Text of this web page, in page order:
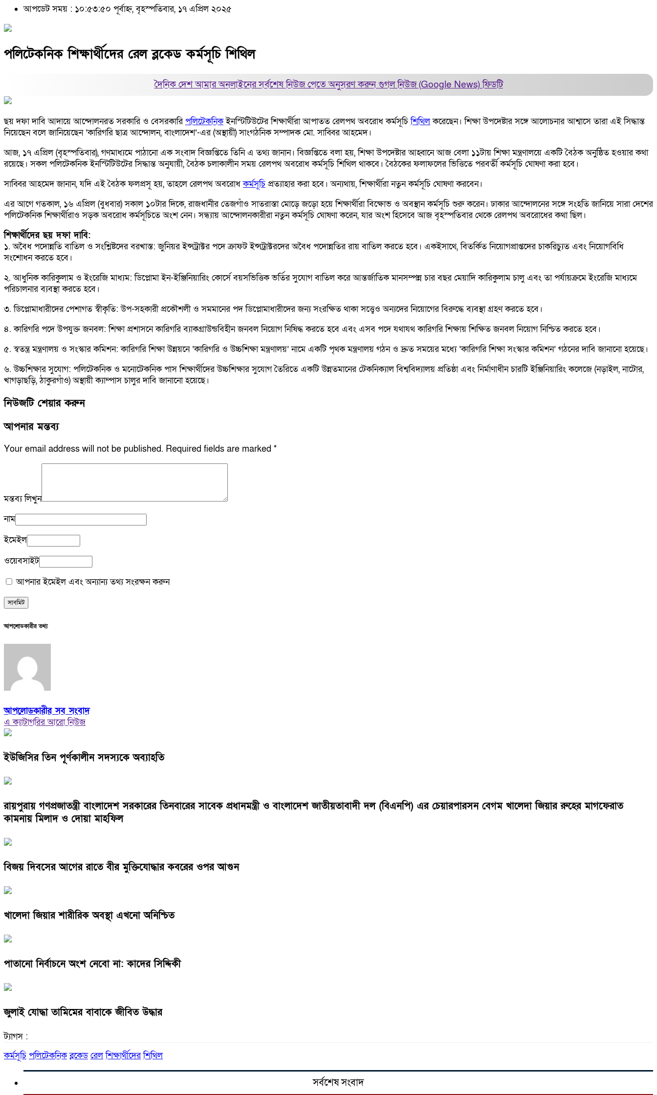
আপডেট সময় : ১০:৫৩:৫০ পূর্বাহ্ন, বৃহস্পতিবার, ১৭ এপ্রিল ২০২৫
পলিটেকনিক শিক্ষার্থীদের রেল ব্লকেড কর্মসূচি শিথিল
দৈনিক দেশ আমার অনলাইনের সর্বশেষ নিউজ পেতে অনুসরণ করুনগুগল নিউজ (Google News)ফিডটি
ছয় দফা দাবি আদায়ে আন্দোলনরত সরকারি ও বেসরকারিপলিটেকনিকইনস্টিটিউটের শিক্ষার্থীরা আপাতত রেলপথ অবরোধ কর্মসূচিশিথিলকরেছেন। শিক্ষা উপদেষ্টার সঙ্গে আলোচনার আশ্বাসে তারা এই সিদ্ধান্ত
নিয়েছেন বলে জানিয়েছেন ‘কারিগরি ছাত্র আন্দোলন, বাংলাদেশ’-এর (অস্থায়ী) সাংগঠনিক সম্পাদক মো. সাব্বির আহমেদ।
আজ, ১৭ এপ্রিল (বৃহস্পতিবার), গণমাধ্যমে পাঠানো এক সংবাদ বিজ্ঞপ্তিতে তিনি এ তথ্য জানান। বিজ্ঞপ্তিতে বলা হয়, শিক্ষা উপদেষ্টার আহ্বানে আজ বেলা ১১টায় শিক্ষা মন্ত্রণালয়ে একটি বৈঠক অনুষ্ঠিত হওয়ার কথা
রয়েছে। সকল পলিটেকনিক ইনস্টিটিউটের সিদ্ধান্ত অনুযায়ী, বৈঠক চলাকালীন সময় রেলপথ অবরোধ কর্মসূচি শিথিল থাকবে। বৈঠকের ফলাফলের ভিত্তিতে পরবর্তী কর্মসূচি ঘোষণা করা হবে।
সাব্বির আহমেদ জানান, যদি এই বৈঠক ফলপ্রসূ হয়, তাহলে রেলপথ অবরোধকর্মসূচি প্রত্যাহার করা হবে। অন্যথায়, শিক্ষার্থীরা নতুন কর্মসূচি ঘোষণা করবেন।
এর আগে গতকাল, ১৬ এপ্রিল (বুধবার) সকাল ১০টার দিকে, রাজধানীর তেজগাঁও সাতরাস্তা মোড়ে জড়ো হয়ে শিক্ষার্থীরা বিক্ষোভ ও অবস্থান কর্মসূচি শুরু করেন। ঢাকার আন্দোলনের সঙ্গে সংহতি জানিয়ে সারা দেশের
পলিটেকনিক শিক্ষার্থীরাও সড়ক অবরোধ কর্মসূচিতে অংশ নেন। সন্ধ্যায় আন্দোলনকারীরা নতুন কর্মসূচি ঘোষণা করেন, যার অংশ হিসেবে আজ বৃহস্পতিবার থেকে রেলপথ অবরোধের কথা ছিল।
শিক্ষার্থীদের ছয় দফা দাবি:
১. অবৈধ পদোন্নতি বাতিল ও সংশ্লিষ্টদের বরখাস্ত: জুনিয়র ইন্সট্রাক্টর পদে ক্রাফট ইন্সট্রাক্টরদের অবৈধ পদোন্নতির রায় বাতিল করতে হবে। একইসাথে, বিতর্কিত নিয়োগপ্রাপ্তদের চাকরিচ্যুত এবং নিয়োগবিধি
সংশোধন করতে হবে।
২. আধুনিক কারিকুলাম ও ইংরেজি মাধ্যম: ডিপ্লোমা ইন-ইঞ্জিনিয়ারিং কোর্সে বয়সভিত্তিক ভর্তির সুযোগ বাতিল করে আন্তর্জাতিক মানসম্পন্ন চার বছর মেয়াদি কারিকুলাম চালু এবং তা পর্যায়ক্রমে ইংরেজি মাধ্যমে
পরিচালনার ব্যবস্থা করতে হবে।
৩. ডিপ্লোমাধারীদের পেশাগত স্বীকৃতি: উপ-সহকারী প্রকৌশলী ও সমমানের পদ ডিপ্লোমাধারীদের জন্য সংরক্ষিত থাকা সত্ত্বেও অন্যদের নিয়োগের বিরুদ্ধে ব্যবস্থা গ্রহণ করতে হবে।
৪. কারিগরি পদে উপযুক্ত জনবল: শিক্ষা প্রশাসনে কারিগরি ব্যাকগ্রাউন্ডবিহীন জনবল নিয়োগ নিষিদ্ধ করতে হবে এবং এসব পদে যথাযথ কারিগরি শিক্ষায় শিক্ষিত জনবল নিয়োগ নিশ্চিত করতে হবে।
৫. স্বতন্ত্র মন্ত্রণালয় ও সংস্কার কমিশন: কারিগরি শিক্ষা উন্নয়নে ‘কারিগরি ও উচ্চশিক্ষা মন্ত্রণালয়’ নামে একটি পৃথক মন্ত্রণালয় গঠন ও দ্রুত সময়ের মধ্যে ‘কারিগরি শিক্ষা সংস্কার কমিশন’ গঠনের দাবি জানানো হয়েছে।
৬. উচ্চশিক্ষার সুযোগ: পলিটেকনিক ও মনোটেকনিক পাস শিক্ষার্থীদের উচ্চশিক্ষার সুযোগ তৈরিতে একটি উন্নতমানের টেকনিক্যাল বিশ্ববিদ্যালয় প্রতিষ্ঠা এবং নির্মাণাধীন চারটি ইঞ্জিনিয়ারিং কলেজে (নড়াইল, নাটোর,
খাগড়াছড়ি, ঠাকুরগাঁও) অস্থায়ী ক্যাম্পাস চালুর দাবি জানানো হয়েছে।
নিউজটি শেয়ার করুন
আপনার মন্তব্য
Your email address will not be published. Required fields are marked *
মন্তব্য লিখুন
নাম
ইমেইল
ওয়েবসাইট
আপনার ইমেইল এবং অন্যান্য তথ্য সংরক্ষন করুন
আপলোডকারীর তথ্য
আপলোডকারীর সব সংবাদ
এ ক্যাটাগরির আরো নিউজ
ইউজিসির তিন পূর্ণকালীন সদস্যকে অব্যাহতি
রায়পুরায় গণপ্রজাতন্ত্রী বাংলাদেশ সরকারের তিনবারের সাবেক প্রধানমন্ত্রী ও বাংলাদেশ জাতীয়তাবাদী দল (বিএনপি) এর চেয়ারপারসন বেগম খালেদা জিয়ার রুহের মাগফেরাত
কামনায় মিলাদ ও দোয়া মাহফিল
বিজয় দিবসের আগের রাতে বীর মুক্তিযোদ্ধার কবরের ওপর আগুন
খালেদা জিয়ার শারীরিক অবস্থা এখনো অনিশ্চিত
পাতানো নির্বাচনে অংশ নেবো না: কাদের সিদ্দিকী
জুলাই যোদ্ধা তামিমের বাবাকে জীবিত উদ্ধার
ট্যাগস :
কর্মসূচি পলিটেকনিক ব্লকেড রেল শিক্ষার্থীদের শিথিল
সর্বশেষ সংবাদ